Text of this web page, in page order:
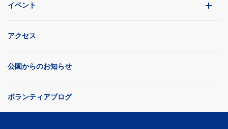
イベント
アクセス
公園からのお知らせ
ボランティアブログ